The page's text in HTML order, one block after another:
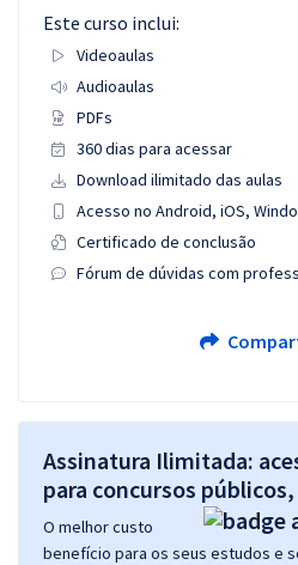
Este curso inclui:
Videoaulas
Audioaulas
PDFs
360 dias para acessar
Download ilimitado das aulas
Acesso no Android, iOS,
Certificado de conclusão
Fórum de dúvidas com
Assinatura Ilimitada:
para concursos
O melhor custo
benefício para os seus estudos e